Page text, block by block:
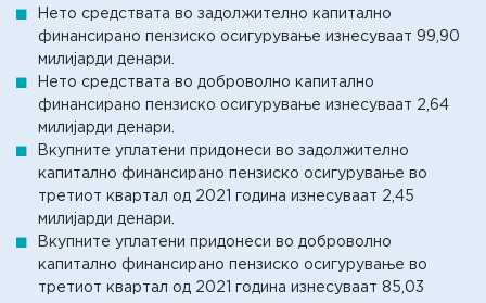
Нето средствата во задолжително капитално
финансирано пензиско осигурување изнесуваат 99,90
милијарди денари.
Нето средствата во доброволно капитално
финансирано пензиско осигурување изнесуваат 2,64
милијарди денари.
Вкупните уплатени придонеси во задолжително
капитално финансирано пензиско осигурување во
третиот квартал од 2021 година изнесуваат 2,45
милијарди денари.
Вкупните уплатени придонеси во доброволно
капитално финансирано пензиско осигурување во
третиот квартал од 2021 година изнесуваат 85,03